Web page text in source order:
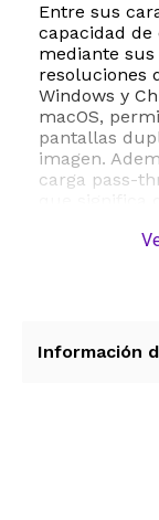
Entre sus
capacidad
mediante
resoluciones
Windows y
macOS,
pantallas
imagen.
carga pass-
utilizando el
concentrador
Información